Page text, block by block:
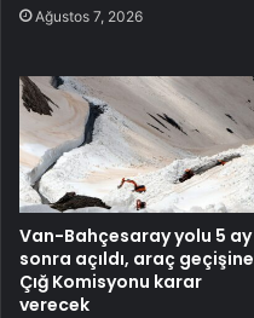
Ağustos 7, 2026
Van-Bahçesaray yolu 5 ay
sonra açıldı, araç geçişine
Çığ Komisyonu karar
verecek